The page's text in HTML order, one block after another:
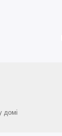
домі